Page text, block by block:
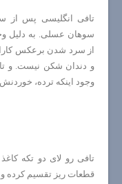
تافی انگلیسی پس
سوهان عسلی. به دلیل
از سرد شدن برعکس
و دندان شکن نیست. و
وجود اینکه ترده، خوردنش
تافی رو لای دو تکه
قطعات ریز تقسیم کرده و